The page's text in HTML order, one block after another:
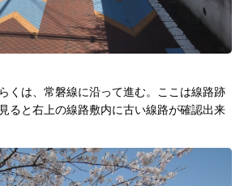
くは、常磐線に沿って進む。ここは線路跡
ると右上の線路敷内に古い線路が確認出来